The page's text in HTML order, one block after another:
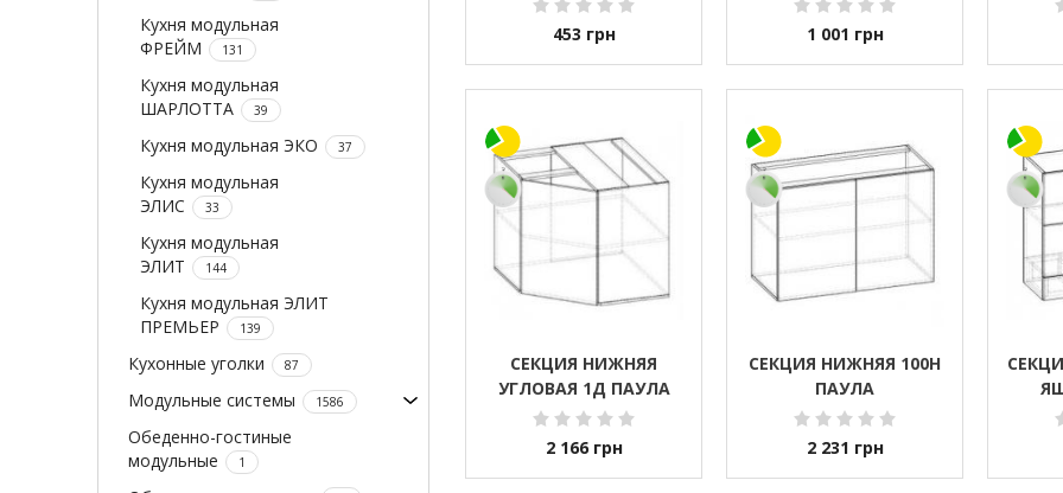
Кухня модульная
ФРЕЙМ
131
Кухня модульная
ШАРЛОТТА
39
Кухня модульная ЭКО 37
Кухня модульная
ЭЛИС
33
Кухня модульная
ЭЛИТ
144
Кухня модульная ЭЛИТ
ПРЕМЬЕР
139
Кухонные уголки 87
Модульные системы 1586
Обеденно-гостиные
модульные
1
453 грн 1 001 грн
СЕКЦИЯ НИЖНЯЯ
УГЛОВАЯ 1Д ПАУЛА
2 166 грн
СЕКЦИЯ НИЖНЯЯ 100Н
ПАУЛА
2 231 грн